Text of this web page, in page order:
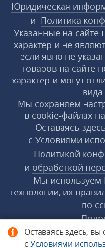
Оставаясь здесь, вы
с Условиями
Юридическая
и Политика
Указанные на сайте
характер и не
если явно не
товаров на сайте
характер и могут
вида
Мы сохраняем
в cookie‑файлах
Оставаясь
с Условиями
Политикой
и обработкой
Мы используем
технологии, их
по